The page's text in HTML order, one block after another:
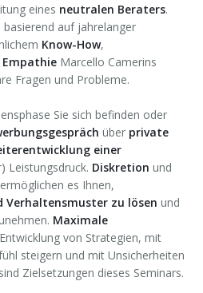
eines neutralen Beraters.
auf jahrelanger
Know-How,
Empathie Marcello Camerins
Fragen und Probleme.
Sie sich befinden oder
über private
einer
Leistungsdruck. Diskretion und
ermöglichen es Ihnen,
zu lösen und
Maximale
von Strategien, mit
steigern und mit Unsicherheiten
Zielsetzungen dieses Seminars.